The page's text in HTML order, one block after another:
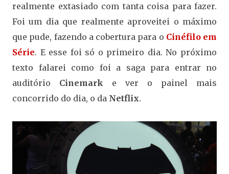
realmente extasiado com tanta coisa para fazer.
Foi um dia que realmente aproveitei o máximo
que pude, fazendo a cobertura para o Cinéfilo em
Série. E esse foi só o primeiro dia. No próximo
texto falarei como foi a saga para entrar no
auditório Cinemark e ver o painel mais
concorrido do dia, o da Netflix.